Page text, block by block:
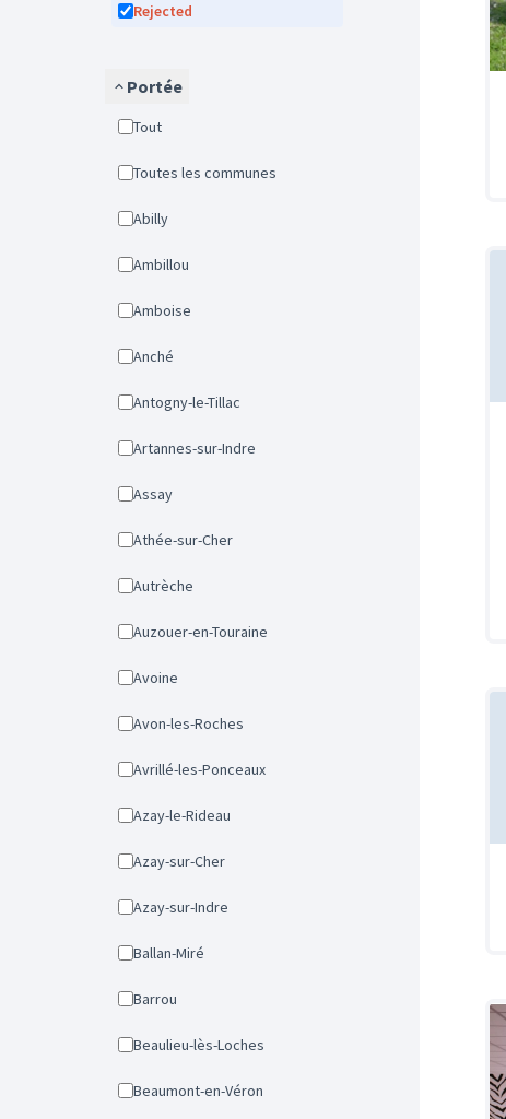
Rejected
Portée
Tout
Toutes les communes
Abilly
Ambillou
Amboise
Anché
Antogny-le-Tillac
Artannes-sur-Indre
Assay
Athée-sur-Cher
Autrèche
Auzouer-en-Touraine
Avoine
Avon-les-Roches
Avrillé-les-Ponceaux
Azay-le-Rideau
Azay-sur-Cher
Azay-sur-Indre
Ballan-Miré
Barrou
Beaulieu-lès-Loches
Beaumont-en-Véron